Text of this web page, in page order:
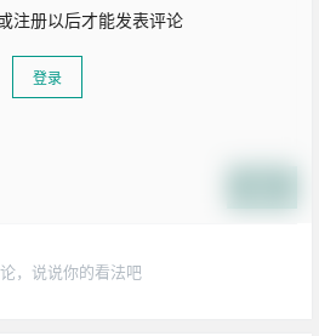
注册以后才能发表评论
登录
，说说你的看法吧